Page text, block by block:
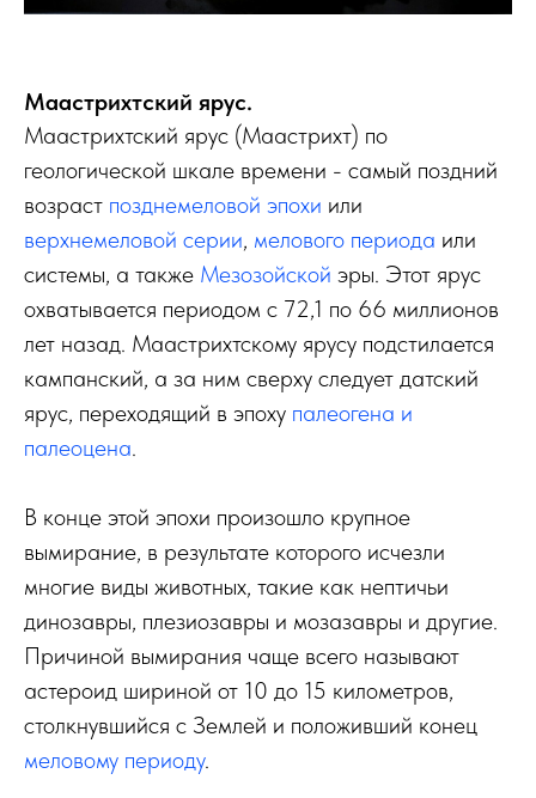
Маастрихтский ярус.
Маастрихтский ярус (Маастрихт) по
геологической шкале времени - самый поздний
возраст позднемеловой эпохи или
верхнемеловой серии, мелового периода или
системы, а также Мезозойской эры. Этот ярус
охватывается периодом с 72,1 по 66 миллионов
лет назад. Маастрихтскому ярусу подстилается
кампанский, а за ним сверху следует датский
ярус, переходящий в эпоху палеогена и
палеоцена.
В конце этой эпохи произошло крупное
вымирание, в результате которого исчезли
многие виды животных, такие как нептичьи
динозавры, плезиозавры и мозазавры и другие.
Причиной вымирания чаще всего называют
астероид шириной от 10 до 15 километров,
столкнувшийся с Землей и положивший конец
меловому периоду.